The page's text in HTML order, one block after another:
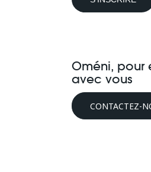
Oméni, pour
avec vous
CONTACTEZ-